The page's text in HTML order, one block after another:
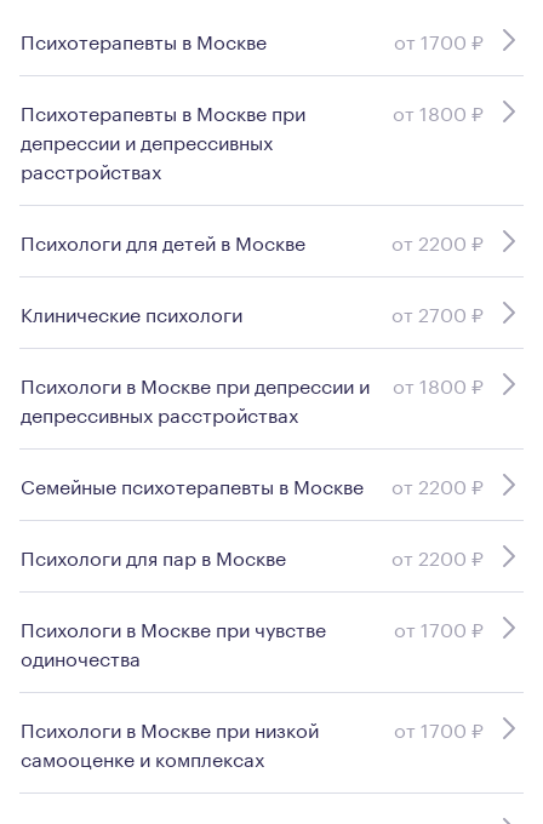
Психотерапевты в Москве от 1700 ₽
Психотерапевты в Москве при
депрессии и депрессивных
расстройствах
от 1800 ₽
Психологи для детей в Москве от 2200 ₽
Клинические психологи от 2700 ₽
Психологи в Москве при депрессии и
депрессивных расстройствах
от 1800 ₽
Семейные психотерапевты в Москве от 2200 ₽
Психологи для пар в Москве от 2200 ₽
Психологи в Москве при чувстве
одиночества
от 1700 ₽
Психологи в Москве при низкой
самооценке и комплексах
от 1700 ₽